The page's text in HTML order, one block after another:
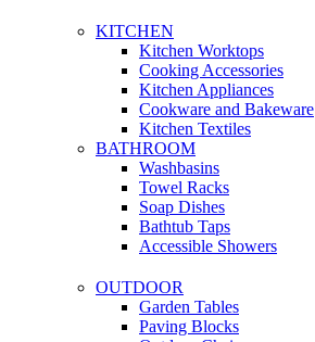
KITCHEN
Kitchen Worktops
Cooking Accessories
Kitchen Appliances
Cookware and Bakeware
Kitchen Textiles
BATHROOM
Washbasins
Towel Racks
Soap Dishes
Bathtub Taps
Accessible Showers
OUTDOOR
Garden Tables
Paving Blocks